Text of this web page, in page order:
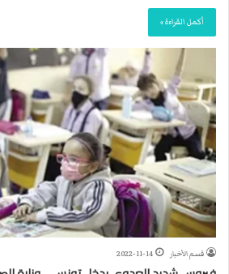
أكمل القراءة »
قسم الأخبار 2022-11-14